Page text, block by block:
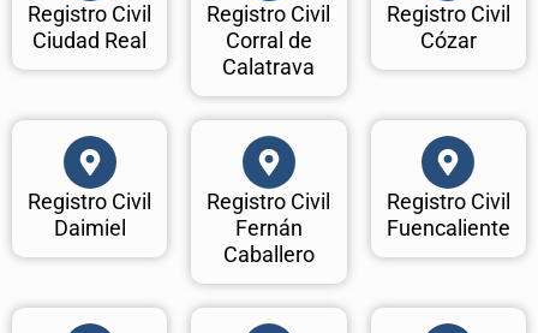
Registro Civil
Ciudad Real
Registro Civil
Corral de
Calatrava
Registro Civil
Cózar
Registro Civil
Daimiel
Registro Civil
Fernán
Caballero
Registro Civil
Fuencaliente